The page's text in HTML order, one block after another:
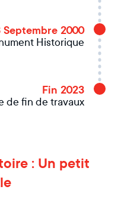
Septembre 2000
Historique
Fin 2023
de fin de travaux
: Un petit